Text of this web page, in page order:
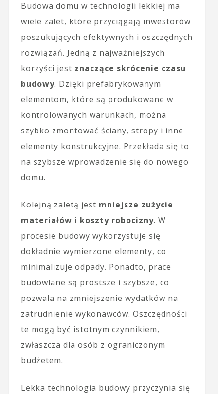
Budowa domu w technologii lekkiej ma
wiele zalet, które przyciągają inwestorów
poszukujących efektywnych i oszczędnych
rozwiązań. Jedną z najważniejszych
korzyści jest znaczące skrócenie czasu
budowy. Dzięki prefabrykowanym
elementom, które są produkowane w
kontrolowanych warunkach, można
szybko zmontować ściany, stropy i inne
elementy konstrukcyjne. Przekłada się to
na szybsze wprowadzenie się do nowego
domu.
Kolejną zaletą jest mniejsze zużycie
materiałów i koszty robocizny. W
procesie budowy wykorzystuje się
dokładnie wymierzone elementy, co
minimalizuje odpady. Ponadto, prace
budowlane są prostsze i szybsze, co
pozwala na zmniejszenie wydatków na
zatrudnienie wykonawców. Oszczędności
te mogą być istotnym czynnikiem,
zwłaszcza dla osób z ograniczonym
budżetem.
Lekka technologia budowy przyczynia się